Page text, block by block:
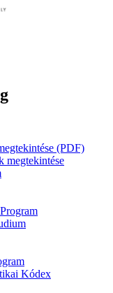
(PDF)
megtekintése
Kódex